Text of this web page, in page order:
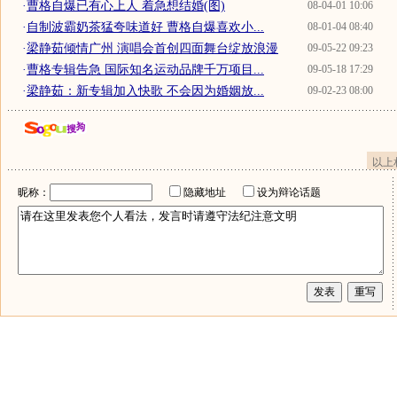
08-04-01 10:06
·曹格自爆已有心上人 着急想结婚(图)
08-01-04 08:40
· 自制波霸奶茶猛夸味道好 曹格自爆喜欢小...
09-05-22 09:23
·梁静茹倾情广州 演唱会首创四面舞台绽放浪漫
09-05-18 17:29
·曹格专辑告急 国际知名运动品牌千万项目...
09-02-23 08:00
·梁静茹：新专辑加入快歌 不会因为婚姻放...
以
昵称： 隐藏地址 设为辩论话题